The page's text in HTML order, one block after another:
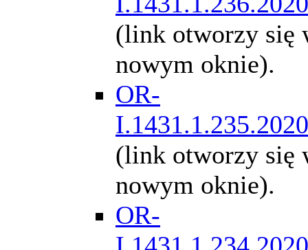
(link otworzy się
nowym oknie).
OR-
I.1431.1.235.2020
(link otworzy się
nowym oknie).
OR-